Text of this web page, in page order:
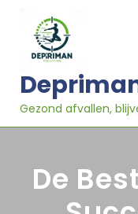
inhoud
Gezond afvallen,
De